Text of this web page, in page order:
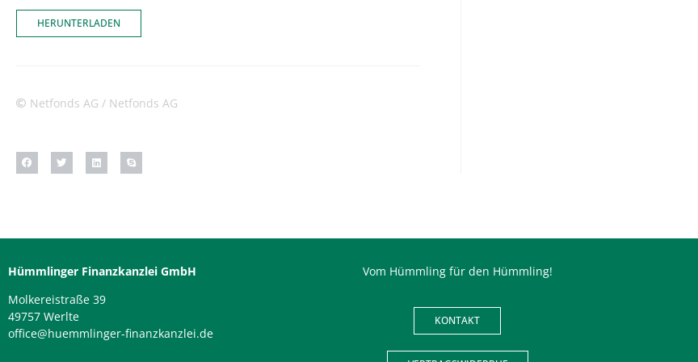
HERUNTERLADEN
Netfonds AG / Netfonds AG
Hümmlinger Finanzkanzlei GmbH
Molkereistraße 39
49757 Werlte
office@huemmlinger-finanzkanzlei.de
Vom Hümmling für den Hümmling!
KONTAKT